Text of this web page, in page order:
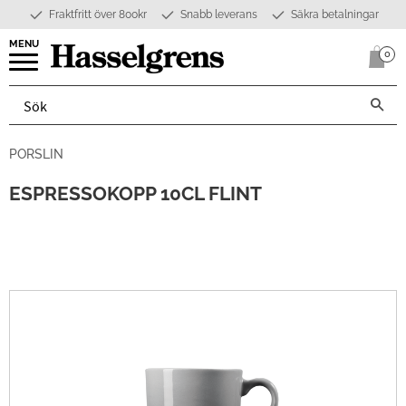
Meny
Fraktfritt över 800kr Snabb leverans Säkra betalningar
0
PORSLIN
ESPRESSOKOPP 10CL FLINT